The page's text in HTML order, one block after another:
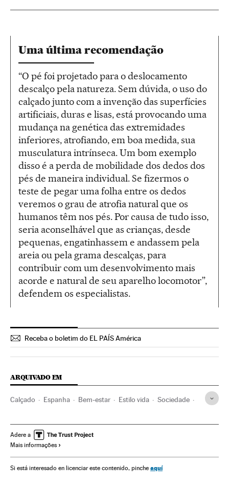
Uma última recomendação
“O pé foi projetado para o deslocamento
descalço pela natureza. Sem dúvida, o uso do
calçado junto com a invenção das superfícies
artificiais, duras e lisas, está provocando uma
mudança na genética das extremidades
inferiores, atrofiando, em boa medida, sua
musculatura intrínseca. Um bom exemplo
disso é a perda de mobilidade dos dedos dos
pés de maneira individual. Se fizermos o
teste de pegar uma folha entre os dedos
veremos o grau de atrofia natural que os
humanos têm nos pés. Por causa de tudo isso,
seria aconselhável que as crianças, desde
pequenas, engatinhassem e andassem pela
areia ou pela grama descalças, para
contribuir com um desenvolvimento mais
acorde e natural de seu aparelho locomotor”,
defendem os especialistas.
Receba o boletim do EL PAÍS América
ARQUIVADO EM
Calçado Espanha Bem-estar Estilo vida Sociedade
Adere a
Mais informações
Si está interesado en licenciar este contenido, pinche aquí